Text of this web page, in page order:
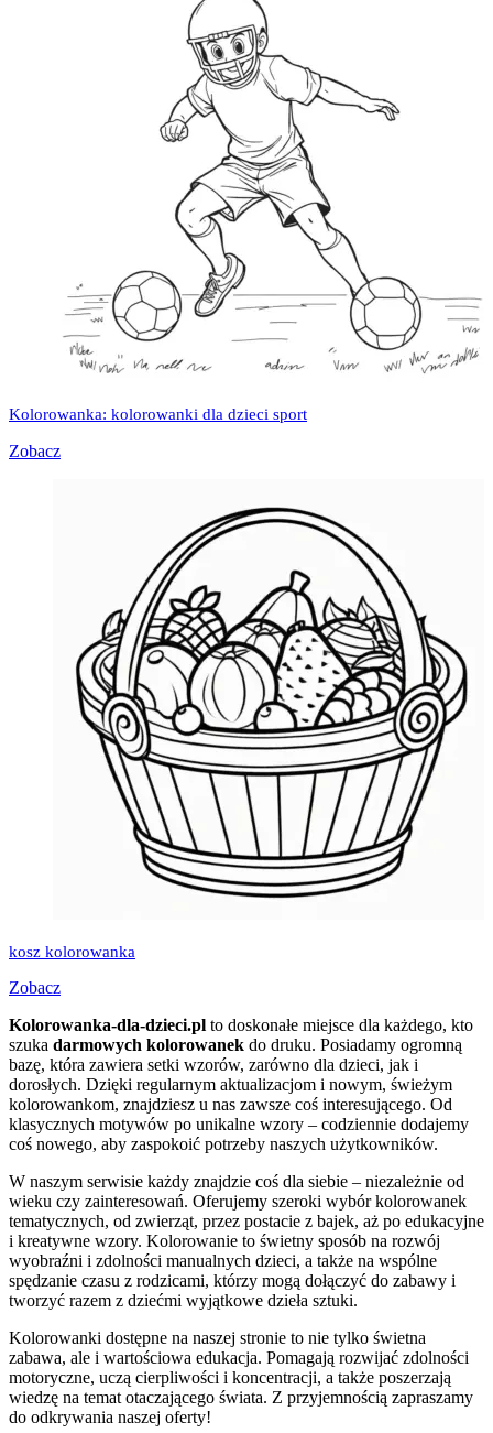
Kolorowanka: kolorowanki dla dzieci sport
Zobacz
kosz kolorowanka
Zobacz
Kolorowanka-dla-dzieci.pl to doskonałe miejsce dla każdego, kto
szuka darmowych kolorowanek do druku. Posiadamy ogromną
bazę, która zawiera setki wzorów, zarówno dla dzieci, jak i
dorosłych. Dzięki regularnym aktualizacjom i nowym, świeżym
kolorowankom, znajdziesz u nas zawsze coś interesującego. Od
klasycznych motywów po unikalne wzory – codziennie dodajemy
coś nowego, aby zaspokoić potrzeby naszych użytkowników.
W naszym serwisie każdy znajdzie coś dla siebie – niezależnie od
wieku czy zainteresowań. Oferujemy szeroki wybór kolorowanek
tematycznych, od zwierząt, przez postacie z bajek, aż po edukacyjne
i kreatywne wzory. Kolorowanie to świetny sposób na rozwój
wyobraźni i zdolności manualnych dzieci, a także na wspólne
spędzanie czasu z rodzicami, którzy mogą dołączyć do zabawy i
tworzyć razem z dziećmi wyjątkowe dzieła sztuki.
Kolorowanki dostępne na naszej stronie to nie tylko świetna
zabawa, ale i wartościowa edukacja. Pomagają rozwijać zdolności
motoryczne, uczą cierpliwości i koncentracji, a także poszerzają
wiedzę na temat otaczającego świata. Z przyjemnością zapraszamy
do odkrywania naszej oferty!